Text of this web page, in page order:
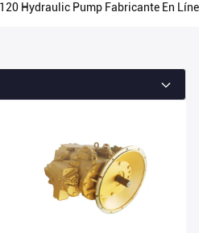
]
5
Hydraulic Pump Fabricante En